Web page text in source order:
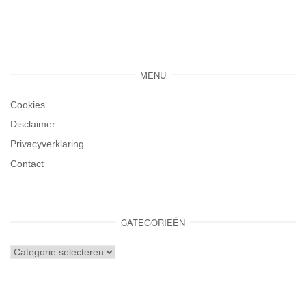
MENU
Cookies
Disclaimer
Privacyverklaring
Contact
CATEGORIEËN
Categorieën